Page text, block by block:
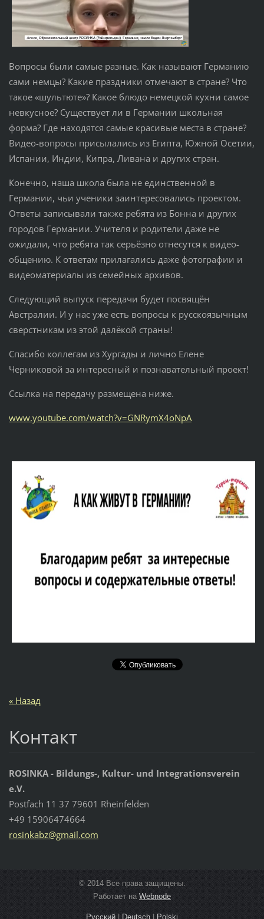
Вопросы были самые разные. Как называют Германию
сами немцы? Какие праздники отмечают в стране? Что
такое «шультюте»? Какое блюдо немецкой кухни самое
невкусное? Существует ли в Германии школьная
форма? Где находятся самые красивые места в стране?
Видео-вопросы присылались из Египта, Южной Осетии,
Испании, Индии, Кипра, Ливана и других стран.
Конечно, наша школа была не единственной в
Германии, чьи ученики заинтересовались проектом.
Ответы записывали также ребята из Бонна и других
городов Германии. Учителя и родители даже не
ожидали, что ребята так серьёзно отнесутся к видео-
общению. К ответам прилагались даже фотографии и
видеоматериалы из семейных архивов.
Следующий выпуск передачи будет посвящён
Австралии. И у нас уже есть вопросы к русскоязычным
сверстникам из этой далёкой страны!
Спасибо коллегам из Хургады и лично Елене
Черниковой за интересный и познавательный проект!
Ссылка на передачу размещена ниже.
www.youtube.com/watch?v=GNRymX4oNpA
« Назад
Koнтакт
ROSINKA - Bildungs-, Kultur- und Integrationsverein
e.V.
Postfach 11 37 79601 Rheinfelden
+49 15906474664
rosinkabz@gmail.com
© 2014 Все права защищены.
Работает на Webnode
Русский Deutsch Polski